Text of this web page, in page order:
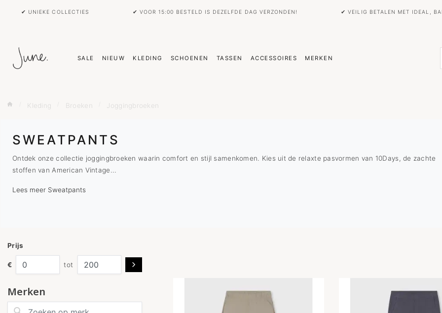
✔ UNIEKE COLLECTIES ✔ VOOR 15:00 BESTELD IS DEZELFDE DAG VERZONDEN! ✔ VEILIG BETALEN MET IDEAL,
SALE NIEUW KLEDING SCHOENEN TASSEN ACCESSOIRES MERKEN
Kleding Broeken Joggingbroeken
SWEATPANTS
Ontdek onze collectie joggingbroeken waarin comfort en stijl samenkomen. Kies uit de relaxte pasvormen van 10Days, de zachte
stoffen van American Vintage...
Lees meer Sweatpants
Prijs
€ tot
Merken
Zoeken op merk